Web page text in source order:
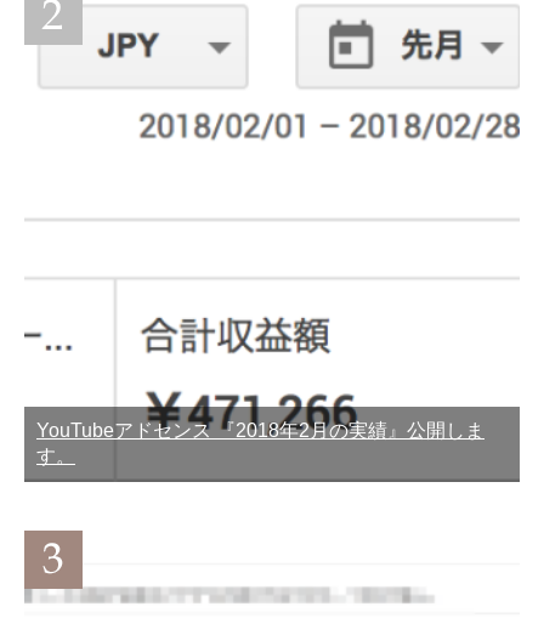
YouTubeアドセンス 『2018年2月の実績』公開しま
す。